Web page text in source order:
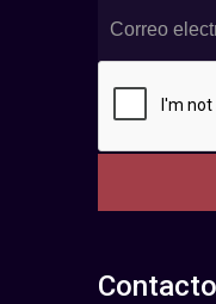
Contacto